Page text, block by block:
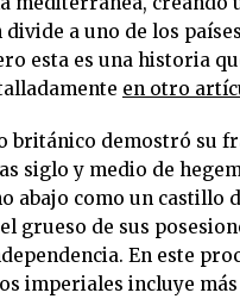
a uno de los
esta es una historia
en otro
británico demostró su
siglo y medio de
abajo como un castillo
grueso de sus
En este
imperiales incluye